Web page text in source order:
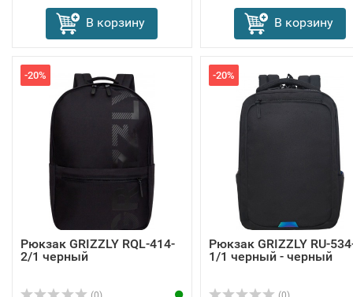
В корзину В корзину
-20%
Рюкзак GRIZZLY RQL-414-
2/1 черный
-20%
Рюкзак GRIZZLY RU-
1/1 черный - черный